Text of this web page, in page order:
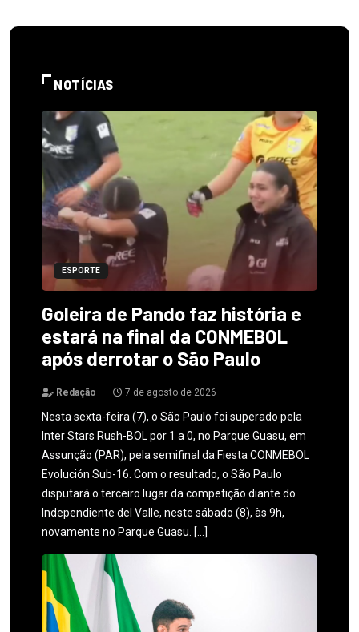
NOTÍCIAS
ESPORTE
Goleira de Pando faz história e
estará na final da CONMEBOL
após derrotar o São Paulo
Redação 7 de agosto de 2026
Nesta sexta-feira (7), o São Paulo foi superado pela
Inter Stars Rush-BOL por 1 a 0, no Parque Guasu, em
Assunção (PAR), pela semifinal da Fiesta CONMEBOL
Evolución Sub-16. Com o resultado, o São Paulo
disputará o terceiro lugar da competição diante do
Independiente del Valle, neste sábado (8), às 9h,
novamente no Parque Guasu. […]